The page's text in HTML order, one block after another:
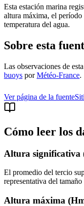
Esta estación marina
altura máxima, el
temperatura del agua.
Sobre esta
Las observaciones de
buoys por Météo-France.
Ver página de la fuente
Cómo leer los
Altura significativa
El promedio del tercio
representativa del
Altura máxima